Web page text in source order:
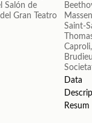
Saint-
Data
Resum